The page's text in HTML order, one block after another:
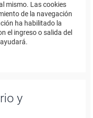
mismo. Las cookies
de la navegación
ha habilitado la
el ingreso o salida del
y